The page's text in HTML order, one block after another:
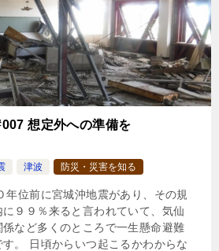
想定外への準備を
津波 防災・災害を知る
年位前に宮城沖地震があり、その規
９９％来ると言われていて、気仙
など多くのところで一生懸命避難
。 日頃からいつ起こるかわからな